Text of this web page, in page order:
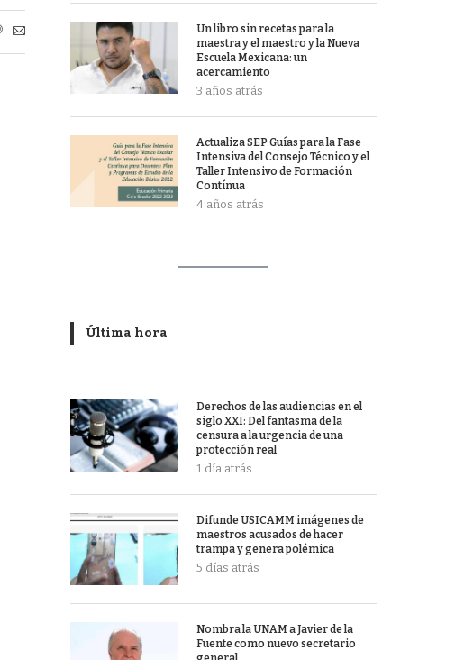
Un libro sin recetas para la
maestra y el maestro y la Nueva
Escuela Mexicana: un
acercamiento
3 años atrás
Actualiza SEP Guías para la Fase
Intensiva del Consejo Técnico y el
Taller Intensivo de Formación
Contínua
4 años atrás
Última hora
Derechos de las audiencias en el
siglo XXI: Del fantasma de la
censura a la urgencia de una
protección real
1 día atrás
Difunde USICAMM imágenes de
maestros acusados de hacer
trampa y genera polémica
5 días atrás
Nombra la UNAM a Javier de la
Fuente como nuevo secretario